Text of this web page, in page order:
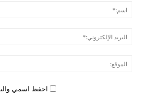
احفظ اسمي